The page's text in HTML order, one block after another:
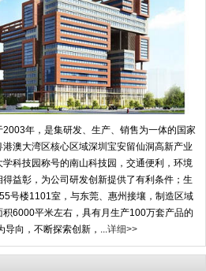
年，是集研发、生产、销售为一体的国家
澳大湾区核心区域深圳宝安留仙洞高新产业
科技园称号的南山科技园，交通便利，环境
益彰，为公司研发创新提供了有利条件；生
号楼1101室，与东莞、惠州接壤，制造区域
6000平米左右，具有月生产100万套产品的
导向，不断探索创新，...详细>>